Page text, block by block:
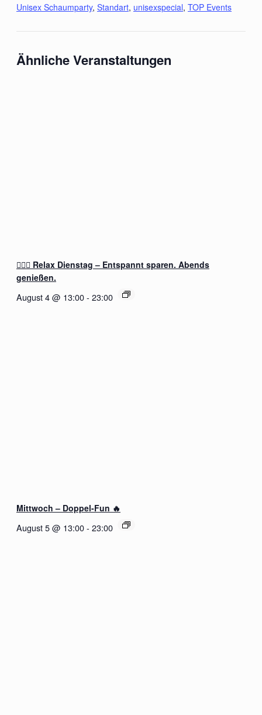
Unisex Schaumparty, Standart, unisexspecial, TOP Events
Ähnliche Veranstaltungen
🧖‍♂️✨ Relax Dienstag – Entspannt sparen. Abends
genießen.
August 4 @ 13:00- 23:00
Mittwoch – Doppel-Fun 🔥
August 5 @ 13:00- 23:00